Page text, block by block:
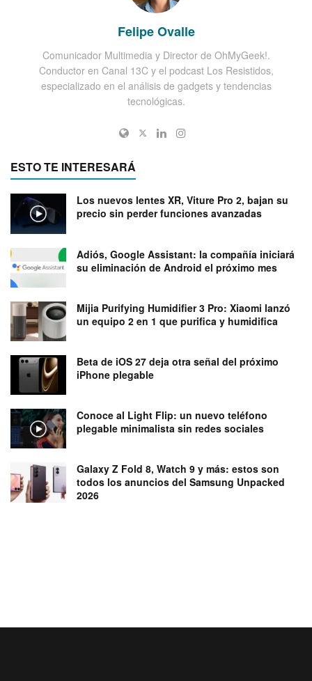
Felipe Ovalle
Comunicador Multimedia y Director de OhMyGeek!.
Conductor en Canal 13C y el podcast Los Resistidos,
especializado en el análisis de gadgets y tendencias
tecnológicas.
ESTO TE INTERESARÁ
Los nuevos lentes XR, Viture Pro 2, bajan su
precio sin perder funciones avanzadas
Adiós, Google Assistant: la compañía iniciará
su eliminación de Android el próximo mes
Mijia Purifying Humidifier 3 Pro: Xiaomi lanzó
un equipo 2 en 1 que purifica y humidifica
Beta de iOS 27 deja otra señal del próximo
iPhone plegable
Conoce al Light Flip: un nuevo teléfono
plegable minimalista sin redes sociales
Galaxy Z Fold 8, Watch 9 y más: estos son
todos los anuncios del Samsung Unpacked
2026